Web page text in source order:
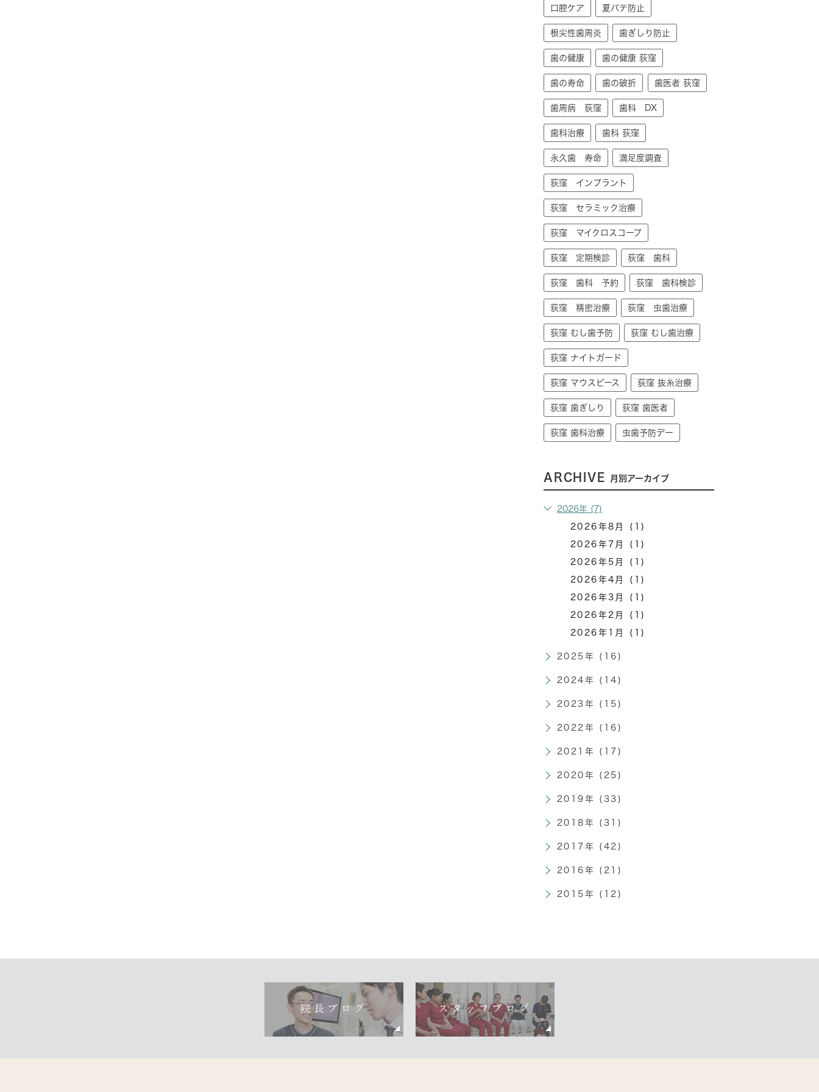
口腔ケア 夏バテ防止
根尖性歯周炎 歯ぎしり防止
歯の健康 歯の健康 荻窪
歯の寿命 歯の破折 歯医者 荻窪
歯周病 荻窪 歯科 DX
歯科治療 歯科 荻窪
永久歯 寿命 満足度調査
荻窪 インプラント
荻窪 セラミック治療
荻窪 マイクロスコープ
荻窪 定期検診 荻窪 歯科
荻窪 歯科 予約 荻窪 歯科検診
荻窪 精密治療 荻窪 虫歯治療
荻窪 むし歯予防 荻窪 むし歯治療
荻窪 ナイトガード
荻窪 マウスピース 荻窪 抜糸治療
荻窪 歯ぎしり 荻窪 歯医者
荻窪 歯科治療 虫歯予防デー
ARCHIVE 月別アーカイブ
2026年 (7)
2026年8月 (1)
2026年7月 (1)
2026年5月 (1)
2026年4月 (1)
2026年3月 (1)
2026年2月 (1)
2026年1月 (1)
2025年 (16)
2024年 (14)
2023年 (15)
2022年 (16)
2021年 (17)
2020年 (25)
2019年 (33)
2018年 (31)
2017年 (42)
2016年 (21)
2015年 (12)
院長ブログ スタッフブログ